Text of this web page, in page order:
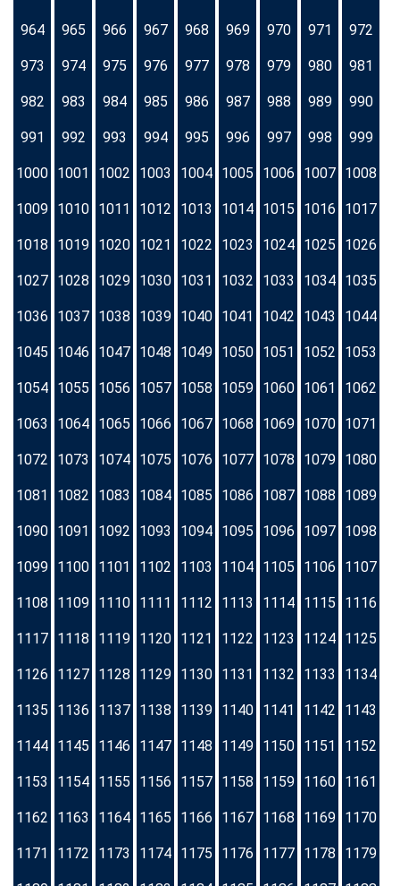
964 965 966 967 968 969 970 971 972
973 974 975 976 977 978 979 980 981
982 983 984 985 986 987 988 989 990
991 992 993 994 995 996 997 998 999
1000 1001 1002 1003 1004 1005 1006 1007 1008
1009 1010 1011 1012 1013 1014 1015 1016 1017
1018 1019 1020 1021 1022 1023 1024 1025 1026
1027 1028 1029 1030 1031 1032 1033 1034 1035
1036 1037 1038 1039 1040 1041 1042 1043 1044
1045 1046 1047 1048 1049 1050 1051 1052 1053
1054 1055 1056 1057 1058 1059 1060 1061 1062
1063 1064 1065 1066 1067 1068 1069 1070 1071
1072 1073 1074 1075 1076 1077 1078 1079 1080
1081 1082 1083 1084 1085 1086 1087 1088 1089
1090 1091 1092 1093 1094 1095 1096 1097 1098
1099 1100 1101 1102 1103 1104 1105 1106 1107
1108 1109 1110 1111 1112 1113 1114 1115 1116
1117 1118 1119 1120 1121 1122 1123 1124 1125
1126 1127 1128 1129 1130 1131 1132 1133 1134
1135 1136 1137 1138 1139 1140 1141 1142 1143
1144 1145 1146 1147 1148 1149 1150 1151 1152
1153 1154 1155 1156 1157 1158 1159 1160 1161
1162 1163 1164 1165 1166 1167 1168 1169 1170
1171 1172 1173 1174 1175 1176 1177 1178 1179